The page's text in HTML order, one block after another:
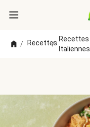
/ Recettes
/
Recettes
Italiennes